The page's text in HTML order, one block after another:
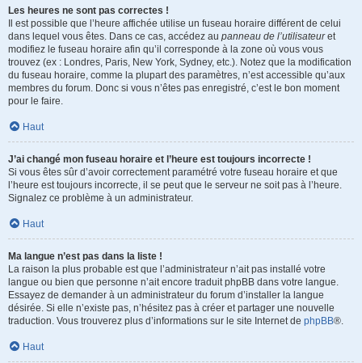
Les heures ne sont pas correctes !
Il est possible que l’heure affichée utilise un fuseau horaire différent de celui
dans lequel vous êtes. Dans ce cas, accédez au panneau de l’utilisateuret
modifiez le fuseau horaire afin qu’il corresponde à la zone où vous vous
trouvez (ex : Londres, Paris, New York, Sydney, etc.). Notez que la modification
du fuseau horaire, comme la plupart des paramètres, n’est accessible qu’aux
membres du forum. Donc si vous n’êtes pas enregistré, c’est le bon moment
pour le faire.
Haut
J’ai changé mon fuseau horaire et l’heure est toujours incorrecte !
Si vous êtes sûr d’avoir correctement paramétré votre fuseau horaire et que
l’heure est toujours incorrecte, il se peut que le serveur ne soit pas à l’heure.
Signalez ce problème à un administrateur.
Haut
Ma langue n’est pas dans la liste !
La raison la plus probable est que l’administrateur n’ait pas installé votre
langue ou bien que personne n’ait encore traduit phpBB dans votre langue.
Essayez de demander à un administrateur du forum d’installer la langue
désirée. Si elle n’existe pas, n’hésitez pas à créer et partager une nouvelle
traduction. Vous trouverez plus d’informations sur le site Internet de phpBB®.
Haut